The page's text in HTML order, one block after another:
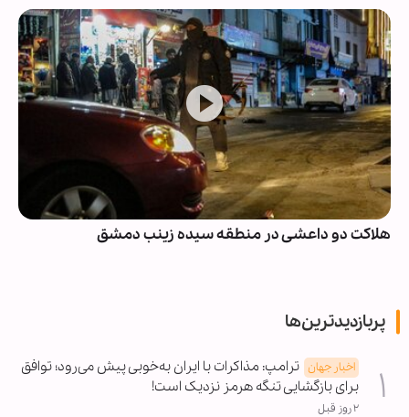
هلاکت دو داعشی در منطقه سیده زینب دمشق
پربازدیدترین‌ها
اخبار جهان ترامپ: مذاکرات با ایران به‌خوبی پیش می‌رود؛ توافق
برای بازگشایی تنگه هرمز نزدیک است!
۲ روز قبل